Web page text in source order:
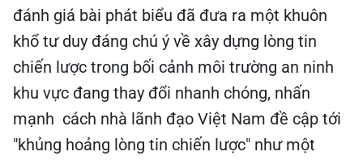
đánh giá bài phát biểu đã đưa ra một khuôn
khổ tư duy đáng chú ý về xây dựng lòng tin
chiến lược trong bối cảnh môi trường an ninh
khu vực đang thay đổi nhanh chóng, nhấn
mạnh cách nhà lãnh đạo Việt Nam đề cập tới
"khủng hoảng lòng tin chiến lược" như một